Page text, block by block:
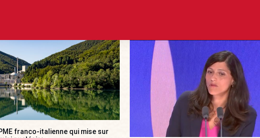
franco-italienne qui mise sur